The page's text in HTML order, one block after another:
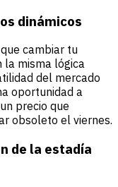
dinámicos
cambiar tu
la misma lógica
del mercado
oportunidad a
precio que
obsoleto el viernes.
de la estadía